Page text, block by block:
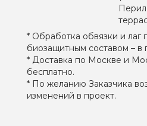
* Обработка обвязки и лаг
биозащитным составом – в
* Доставка по Москве и
бесплатно.
* По желанию Заказчика
изменений в проект.